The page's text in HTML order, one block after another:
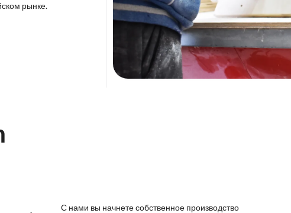
рынке.
С нами вы начнете собственное производство